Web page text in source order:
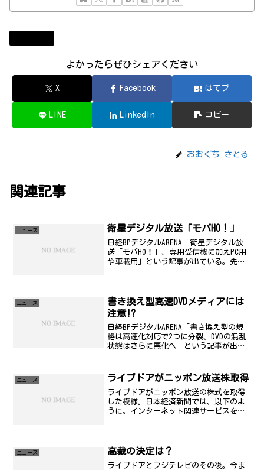
よかったらぜひシェアください
X Facebook はてブ
LINE LinkedIn コピー
おおぐち さとる
関連記事
ニュース 衛星デジタル放送「モバHO！」
日経BPデジタルARENA「衛星デジタル放
送「モバHO！」、専用受信機に加えPC用
や車載用」という記事が出ている。先
けど、いかんせん...
ニュース
書き換え型高速DVDメディアには
注意!?
日経BPデジタルARENA「書き換え型の規
格は高速化対応で2つに分裂、DVDの混乱
状態はさらに悪化へ」という記事が出て
ので要注意ですな。
ニュース ライブドアがニッポン放送株取得
ライブドアがニッポン放送の株式を取得
した模様。日本経済新聞では、以下のよ
うに。インターネット関連サービスを提
には以下の...
ニュース 高裁の決定は？
ライブドアとフジテレビのその後。今ま